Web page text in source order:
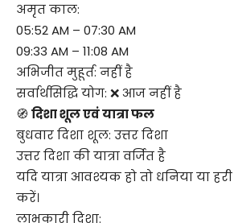
अमृत काल:
05:52 AM – 07:30 AM
09:33 AM – 11:08 AM
अभिजीत मुहूर्त: नहीं है
सर्वार्थसिद्धि योग: ❌ आज नहीं है
🧭 दिशा शूल एवं यात्रा फल
बुधवार दिशा शूल: उत्तर दिशा
उत्तर दिशा की यात्रा वर्जित है
यदि यात्रा आवश्यक हो तो धनिया या
करें।
लाभकारी दिशा: